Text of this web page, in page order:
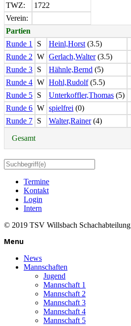
TWZ:
1722
Verein:
Partien
Runde 1
S Heinl,Horst (3.5)
Runde 2 W Gerlach,Walter(3.5)
Runde 3 S Hähnle,Bernd (5)
Runde 4 W Hohl,Rudolf(5.5)
Runde 5 S Unterkoffler,Thomas (5)
Runde 6 W spielfrei (0)
Runde 7 S Walter,Rainer(4)
Gesamt
Termine
Kontakt
Login
Intern
© 2019 TSV Willsbach Schachabteilung
Menu
News
Mannschaften
Jugend
Mannschaft 1
Mannschaft 2
Mannschaft 3
Mannschaft 4
Mannschaft 5